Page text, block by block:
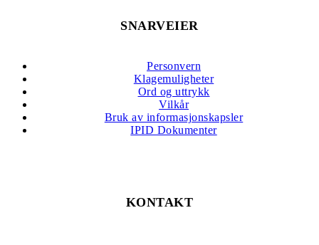
SNARVEIER
Personvern
Klagemuligheter
Ord og uttrykk
Vilkår
Bruk av informasjonskapsler
IPID Dokumenter
KONTAKT